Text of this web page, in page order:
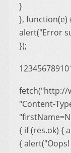
}
}, function(e)
alert("Error
});
fetch("http://
"Content-
{ if (res.ok) {
{